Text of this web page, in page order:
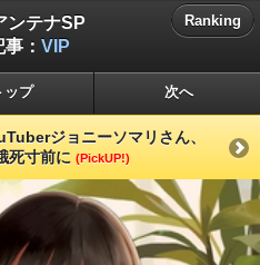
ンテナSP
： VIP
Ranking
ップ 次へ
ジョニーソマリさん、
死寸前に (PickUP!)